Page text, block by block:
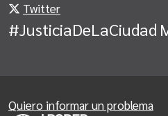
Twitter
#JusticiaDeLaCiudad
Quiero informar un problema